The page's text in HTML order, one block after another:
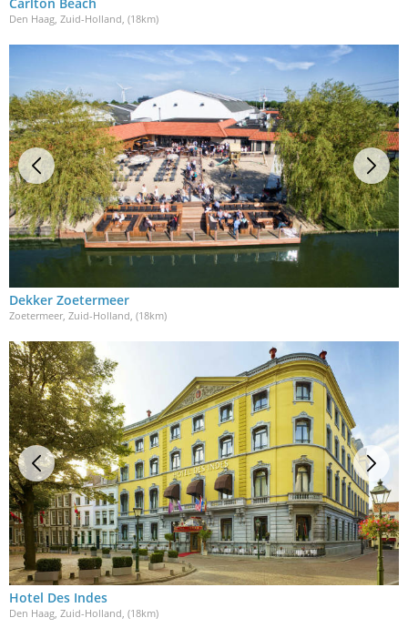
Den Haag, Zuid-Holland , (18km)
Dekker Zoetermeer
Zoetermeer, Zuid-Holland, (18km)
Hotel Des Indes
Den Haag, Zuid-Holland , (18km)